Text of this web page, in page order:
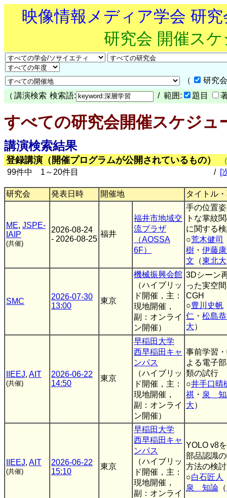
映像情報メディア学会 研
研究会 開催ス
（
研究
（ 講演検索 検索語: / 範囲: 題目
すべての研究会開催スケジュ
講演検索結果
登録講演（開催プログラムが公開されているもの）
99件中 1～20件目
/ [
研究会 発表日時 開催地 タイトル
ME, JSPE-
IAIP
(共催)
2026-08-24
- 2026-08-25
福井
福井市地域交
流プラザ
（AOSSA
6F）
手の位置
トな掌紋
に関する
○荒木健司
樹 ・ 伊藤
文 （東北大
SMC
2026-07-30
13:00
東京
機械振興会館
（ハイブリッ
ド開催，主：
現地開催，
副：オンライ
ン開催）
3Dシーン
った実空
CGH
○豊川史帆
仁 ・ 松島
大）
IIEEJ, AIT
(共催)
2026-06-22
14:50
東京
早稲田大学
西早稲田キャ
ンパス
（ハイブリッ
ド開催，主：
現地開催，
副：オンライ
ン開催）
事前学習
よる電子
類の試行
○井手口晴
祺 ・ 泉 知
大）
IIEEJ, AIT
(共催)
2026-06-22
15:10
東京
早稲田大学
西早稲田キャ
ンパス
（ハイブリッ
ド開催，主：
現地開催，
副：オンライ
YOLO v8
部品認識
方法の検討
○白石匠人
泉 知論 （